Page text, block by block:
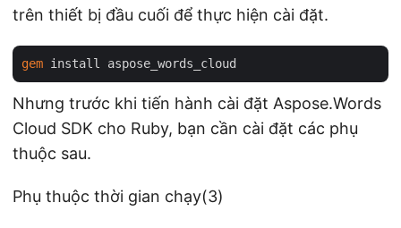
trên thiết bị đầu cuối để thực hiện cài đặt.
gem
Nhưng trước khi tiến hành cài đặt Aspose.Words
Cloud SDK cho Ruby, bạn cần cài đặt các phụ
thuộc sau.
Phụ thuộc thời gian chạy(3)